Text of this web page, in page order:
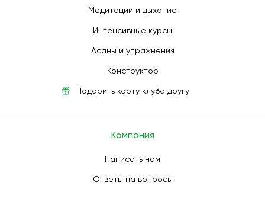
Медитации и дыхание
Интенсивные курсы
Асаны и упражнения
Конструктор
Подарить карту клуба другу
Компания
Написать нам
Ответы на вопросы